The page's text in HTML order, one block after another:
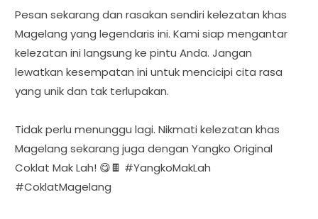
Pesan sekarang dan rasakan sendiri kelezatan khas
Magelang yang legendaris ini. Kami siap mengantar
kelezatan ini langsung ke pintu Anda. Jangan
lewatkan kesempatan ini untuk mencicipi cita rasa
yang unik dan tak terlupakan.
Tidak perlu menunggu lagi. Nikmati kelezatan khas
Magelang sekarang juga dengan Yangko Original
Coklat Mak Lah! 😋🍫 #YangkoMakLah
#CoklatMagelang